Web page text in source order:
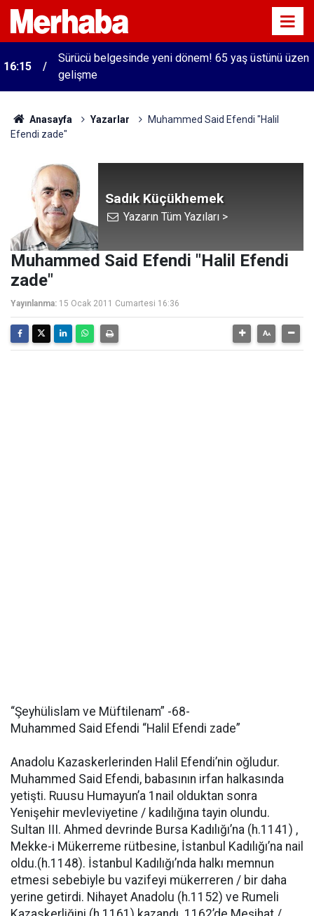
16:15
Sürücü belgesinde yeni dönem! 65 yaş üstünü üzen
gelişme
Anasayfa Yazarlar
Muhammed Said Efendi "Halil
Efendi zade"
Sadık Küçükhemek
Yazarın Tüm Yazıları >
Muhammed Said Efendi "Halil Efendi
zade"
Yayınlanma: 15 Ocak 2011 Cumartesi 16:36
“Şeyhülislam ve Müftilenam” -68-
Muhammed Said Efendi “Halil Efendi zade”
Anadolu Kazaskerlerinden Halil Efendi’nin oğludur.
Muhammed Said Efendi, babasının irfan halkasında
yetişti. Ruusu Humayun’a 1nail olduktan sonra
Yenişehir mevleviyetine / kadılığına tayin olundu.
Sultan III. Ahmed devrinde Bursa Kadılığı’na (h.1141) ,
Mekke-i Mükerreme rütbesine, İstanbul Kadılığı’na nail
oldu.(h.1148). İstanbul Kadılığı’nda halkı memnun
etmesi sebebiyle bu vazifeyi mükerreren / bir daha
yerine getirdi. Nihayet Anadolu (h.1152) ve Rumeli